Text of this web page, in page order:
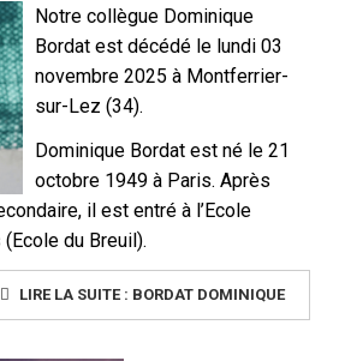
Notre collègue Dominique
Bordat est décédé le lundi 03
novembre 2025 à Montferrier-
sur-Lez (34).
Dominique Bordat est né le 21
octobre 1949 à Paris. Après
il est entré à l’Ecole
du Breuil).
LIRE LA SUITE : BORDAT DOMINIQUE